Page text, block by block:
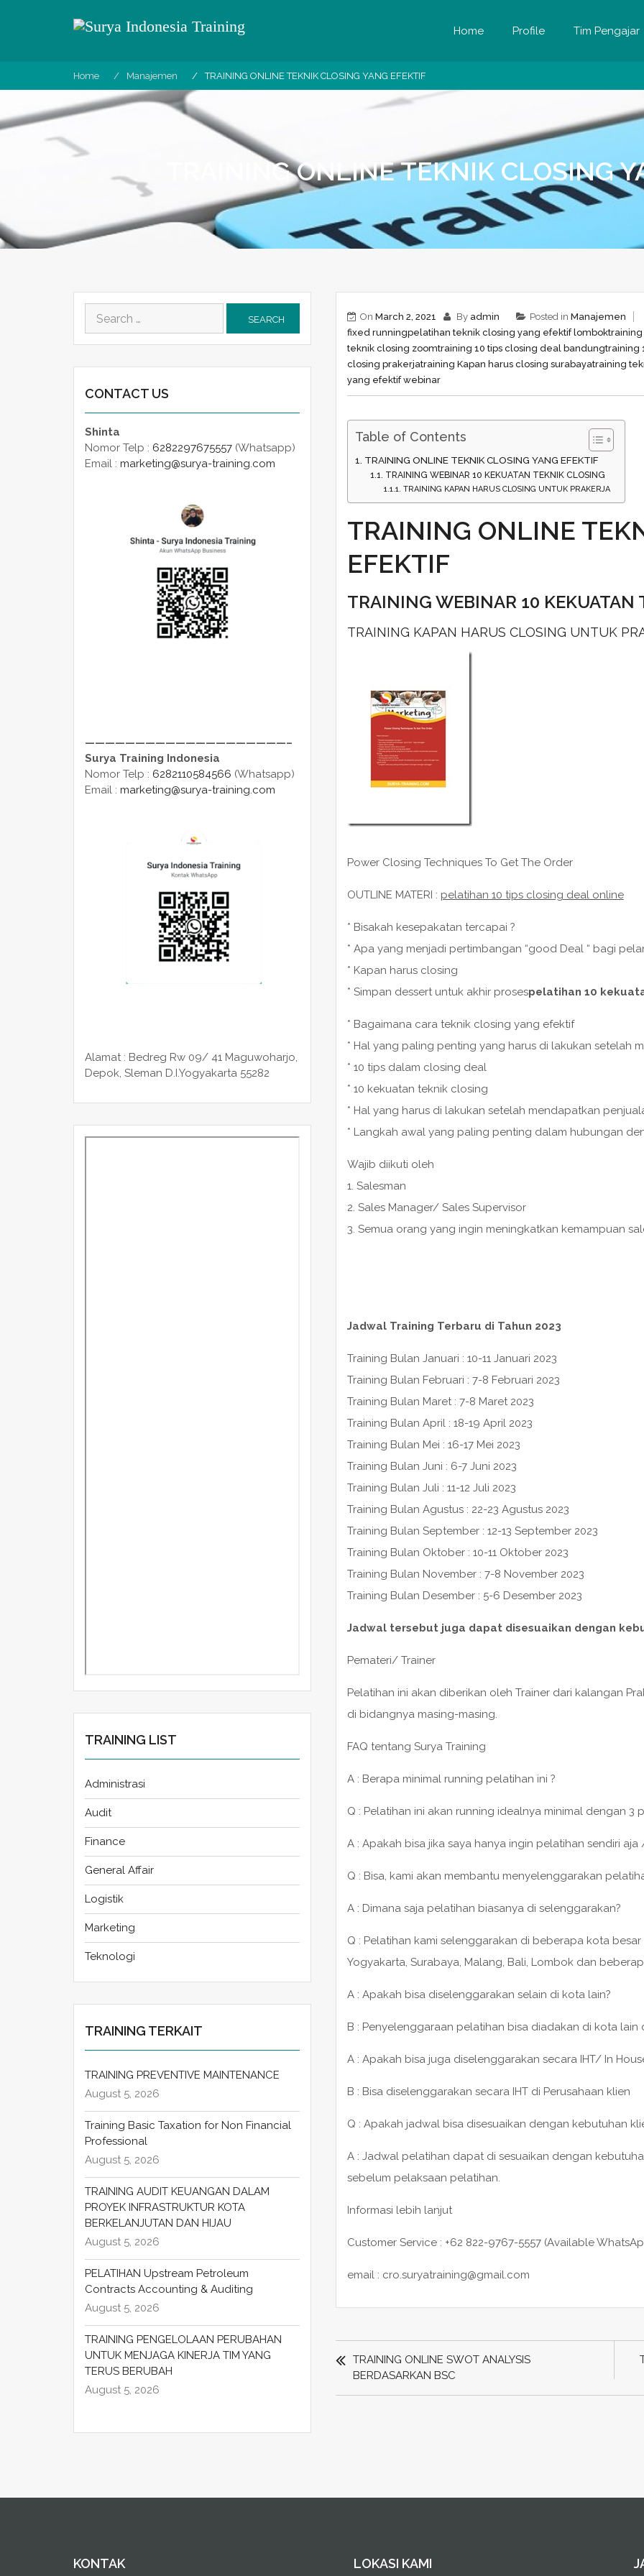
Home Profile Tim Pengajar
Home Manajemen TRAINING ONLINE TEKNIK CLOSING YANG EFEKTIF
TRAINING ONLINE TEKNIK CLOSING
On March 2, 2021 By admin Posted in Manajemen
fixed runningpelatihan teknik closing yang efektif lomboktraining
teknik closing zoomtraining 10 tips closing deal bandungtraining
closing prakerjatraining Kapan harus closing surabayatraining
yang efektif webinar
Table of Contents
TRAINING ONLINE TEKNIK CLOSING YANG EFEKTIF
TRAINING WEBINAR 10 KEKUATAN TEKNIK CLOSING
TRAINING KAPAN HARUS CLOSING UNTUK PRAKERJA
TRAINING ONLINE
EFEKTIF
TRAINING WEBINAR 10 KEKUATAN
TRAINING KAPAN HARUS CLOSING UNTUK
Power Closing Techniques To Get The Order
OUTLINE MATERI : pelatihan 10 tips closing deal online
* Bisakah kesepakatan tercapai ?
* Apa yang menjadi pertimbangan “good Deal “ bagi
* Kapan harus closing
* Simpan dessert untuk akhir prosespelatihan 10
* Bagaimana cara teknik closing yang efektif
* Hal yang paling penting yang harus di lakukan setelah
* 10 tips dalam closing deal
* 10 kekuatan teknik closing
* Hal yang harus di lakukan setelah mendapatkan
* Langkah awal yang paling penting dalam hubungan
Wajib diikuti oleh
1. Salesman
2. Sales Manager/ Sales Supervisor
3. Semua orang yang ingin meningkatkan kemampuan
Jadwal Training Terbaru di Tahun 2023
Training Bulan Januari : 10-11 Januari 2023
Training Bulan Februari : 7-8 Februari 2023
Training Bulan Maret : 7-8 Maret 2023
Training Bulan April : 18-19 April 2023
Training Bulan Mei : 16-17 Mei 2023
Training Bulan Juni : 6-7 Juni 2023
Training Bulan Juli : 11-12 Juli 2023
Training Bulan Agustus : 22-23 Agustus 2023
Training Bulan September : 12-13 September 2023
Training Bulan Oktober : 10-11 Oktober 2023
Training Bulan November : 7-8 November 2023
Training Bulan Desember : 5-6 Desember 2023
Jadwal tersebut juga dapat disesuaikan dengan
Pemateri/ Trainer
Pelatihan ini akan diberikan oleh Trainer dari kalangan
di bidangnya masing-masing.
FAQ tentang Surya Training
A : Berapa minimal running pelatihan ini ?
Q : Pelatihan ini akan running idealnya minimal dengan 3
A : Apakah bisa jika saya hanya ingin pelatihan sendiri
Q : Bisa, kami akan membantu menyelenggarakan
A : Dimana saja pelatihan biasanya di selenggarakan?
Q : Pelatihan kami selenggarakan di beberapa kota
Yogyakarta, Surabaya, Malang, Bali, Lombok dan
A : Apakah bisa diselenggarakan selain di kota lain?
B : Penyelenggaraan pelatihan bisa diadakan di kota
A : Apakah bisa juga diselenggarakan secara IHT/ In
B : Bisa diselenggarakan secara IHT di Perusahaan klien
Q : Apakah jadwal bisa disesuaikan dengan kebutuhan
A : Jadwal pelatihan dapat di sesuaikan dengan
sebelum pelaksaan pelatihan.
Informasi lebih lanjut
Customer Service : +62 822-9767-5557 (Available
email : cro.suryatraining@gmail.com
POST
NAVIGATION
TRAINING ONLINE SWOT ANALYSIS
BERDASARKAN BSC
for:
CONTACT US
Shinta
Nomor Telp : 6282297675557 (Whatsapp)
Email : marketing@surya-training.com
————————————————————–
Surya Training Indonesia
Nomor Telp : 6282110584566 (Whatsapp)
Email : marketing@surya-training.com
Alamat : Bedreg Rw 09/ 41 Maguwoharjo,
Depok, Sleman D.I.Yogyakarta 55282
TRAINING LIST
Administrasi
Audit
Finance
General Affair
Logistik
Marketing
Teknologi
TRAINING TERKAIT
TRAINING PREVENTIVE MAINTENANCE
August 5, 2026
Training Basic Taxation for Non Financial
Professional
August 5, 2026
TRAINING AUDIT KEUANGAN DALAM
PROYEK INFRASTRUKTUR KOTA
BERKELANJUTAN DAN HIJAU
August 5, 2026
PELATIHAN Upstream Petroleum
Contracts Accounting & Auditing
August 5, 2026
TRAINING PENGELOLAAN PERUBAHAN
UNTUK MENJAGA KINERJA TIM YANG
TERUS BERUBAH
August 5, 2026
KONTAK LOKASI KAMI